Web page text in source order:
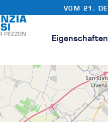
VOM 21.
Eigenschaften